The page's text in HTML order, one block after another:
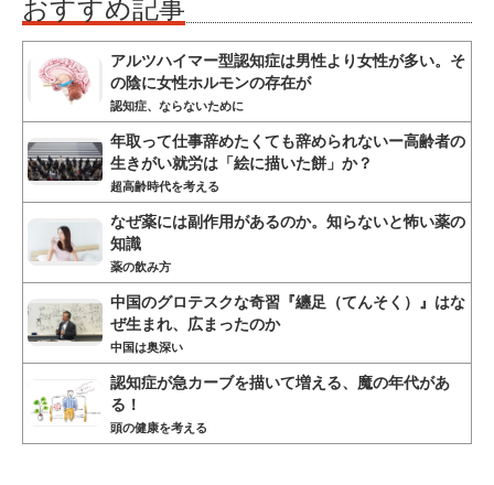
アルツハイマー型認知症は男性より女性が多い。そ
の陰に女性ホルモンの存在が
認知症、ならないために
年取って仕事辞めたくても辞められないー高齢者の
生きがい就労は「絵に描いた餅」か？
超高齢時代を考える
なぜ薬には副作用があるのか。知らないと怖い薬の
知識
薬の飲み方
中国のグロテスクな奇習『纏足（てんそく）』はな
ぜ生まれ、広まったのか
中国は奥深い
認知症が急カーブを描いて増える、魔の年代があ
る！
頭の健康を考える